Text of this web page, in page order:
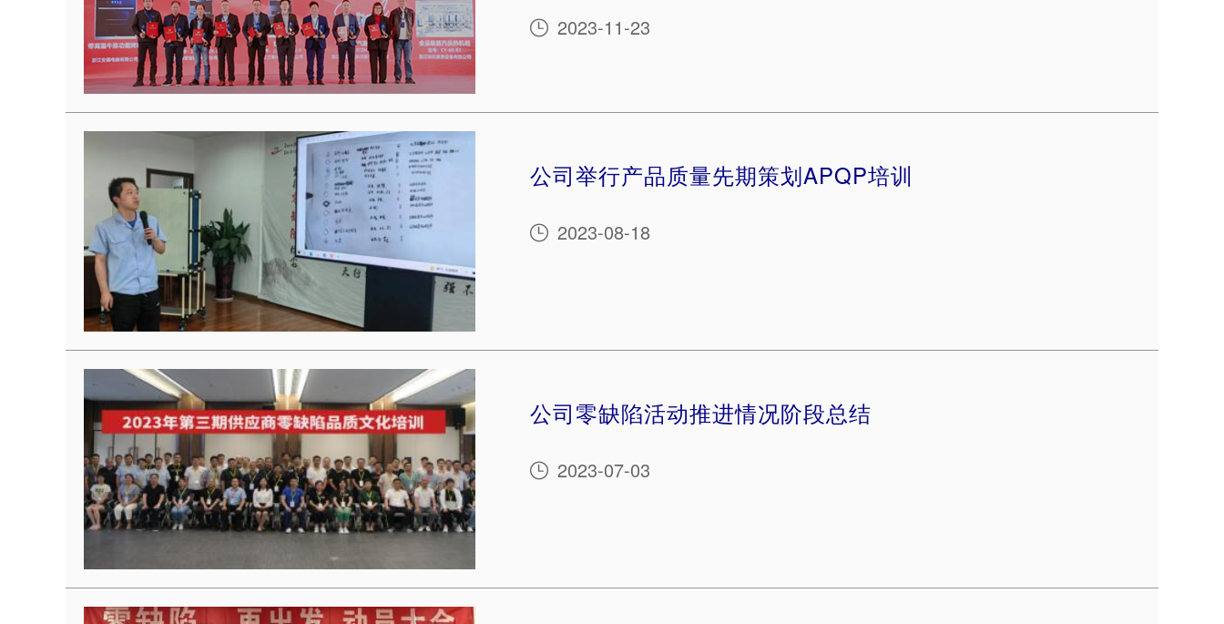
 2023-11-23
公司举行产品质量先期策划APQP培训
 2023-08-18
公司零缺陷活动推进情况阶段总结
 2023-07-03